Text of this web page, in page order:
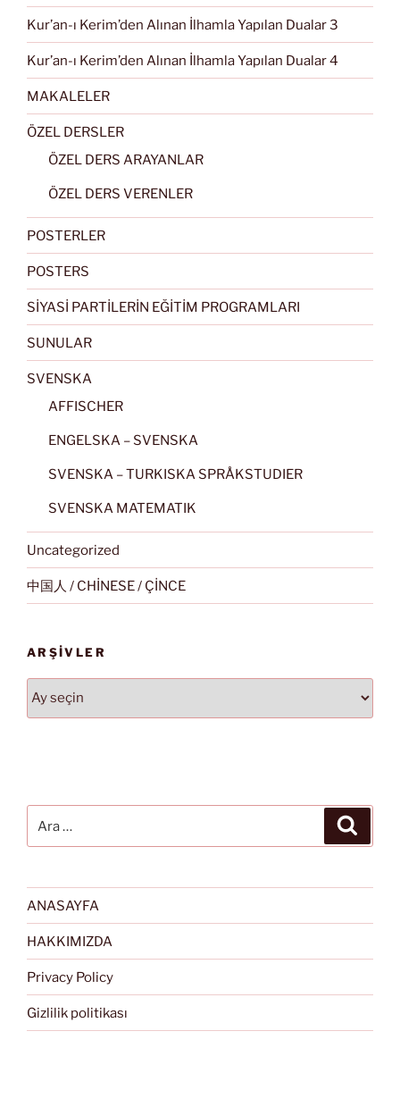
Kur’an-ı Kerim’den Alınan İlhamla Yapılan Dualar 3
Kur’an-ı Kerim’den Alınan İlhamla Yapılan Dualar 4
MAKALELER
ÖZEL DERSLER
ÖZEL DERS ARAYANLAR
ÖZEL DERS VERENLER
POSTERLER
POSTERS
SİYASİ PARTİLERİN EĞİTİM PROGRAMLARI
SUNULAR
SVENSKA
AFFISCHER
ENGELSKA – SVENSKA
SVENSKA – TURKISKA SPRÅKSTUDIER
SVENSKA MATEMATIK
Uncategorized
中国人 / CHİNESE / ÇİNCE
ARŞIVLER
Arşivler
ANASAYFA
HAKKIMIZDA
Privacy Policy
Gizlilik politikası